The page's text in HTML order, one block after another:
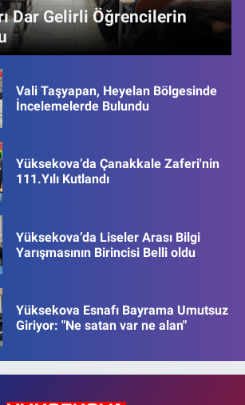
Dar Gelirli Öğrencilerin
Vali Taşyapan, Heyelan Bölgesinde
İncelemelerde Bulundu
Yüksekova’da Çanakkale Zaferi'nin
111.Yılı Kutlandı
Yüksekova’da Liseler Arası Bilgi
Yarışmasının Birincisi Belli oldu
Yüksekova Esnafı Bayrama Umutsuz
Giriyor: "Ne satan var ne alan"